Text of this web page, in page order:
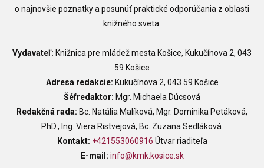
o najnovšie poznatky a posunúť praktické odporúčania z oblasti
knižného sveta.
Vydavateľ: Knižnica pre mládež mesta Košice, Kukučínova 2, 043
59 Košice
Adresa redakcie: Kukučínova 2, 043 59 Košice
Šéfredaktor: Mgr. Michaela Dúcsová
Redakčná rada: Bc. Natália Malíková, Mgr. Dominika Petáková,
PhD., Ing. Viera Ristvejová, Bc. Zuzana Sedláková
Kontakt: +421553060916 Útvar riaditeľa
E-mail: info@kmk.kosice.sk